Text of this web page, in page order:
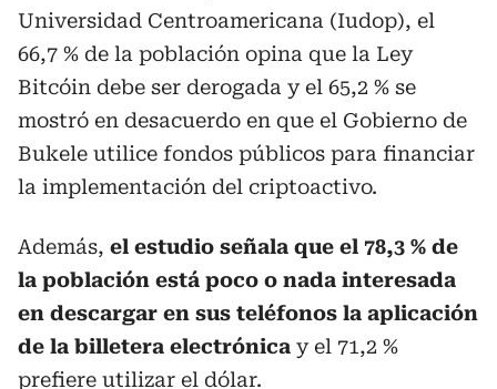
Universidad Centroamericana (Iudop), el
66,7 % de la población opina que la Ley
Bitcóin debe ser derogada y el 65,2 % se
mostró en desacuerdo en que el Gobierno de
Bukele utilice fondos públicos para financiar
la implementación del criptoactivo.
Además, el estudio señala que el 78,3 % de
la población está poco o nada interesada
en descargar en sus teléfonos la aplicación
de la billetera electrónica y el 71,2 %
prefiere utilizar el dólar.